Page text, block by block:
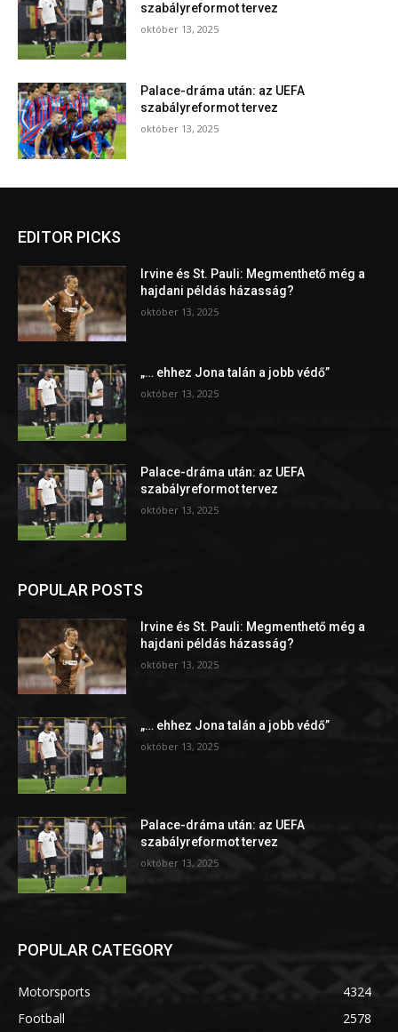
szabályreformot tervez
október 13, 2025
Palace-dráma után: az UEFA
szabályreformot tervez
október 13, 2025
EDITOR PICKS
Irvine és St. Pauli: Megmenthető még a
hajdani példás házasság?
október 13, 2025
„… ehhez Jona talán a jobb védő”
október 13, 2025
Palace-dráma után: az UEFA
szabályreformot tervez
október 13, 2025
POPULAR POSTS
Irvine és St. Pauli: Megmenthető még a
hajdani példás házasság?
október 13, 2025
„… ehhez Jona talán a jobb védő”
október 13, 2025
Palace-dráma után: az UEFA
szabályreformot tervez
október 13, 2025
POPULAR CATEGORY
Motorsports
4324
Football
2578